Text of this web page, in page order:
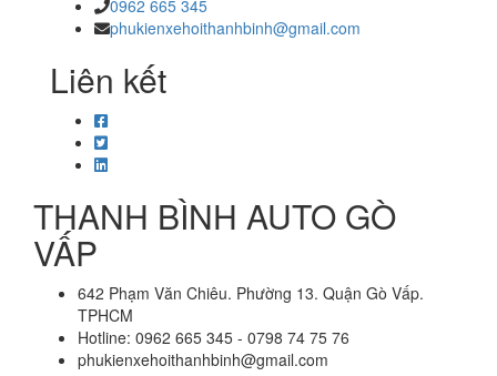
0962 665 345
phukienxehoithanhbinh@gmail.com
Liên kết
THANH BÌNH AUTO GÒ
VẤP
642 Phạm Văn Chiêu. Phường 13. Quận Gò Vấp.
TPHCM
Hotline: 0962 665 345 - 0798 74 75 76
phukienxehoithanhbinh@gmail.com